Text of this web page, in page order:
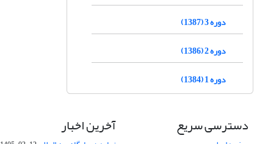
دوره 3 (1387)
دوره 2 (1386)
دوره 1 (1384)
دسترسی سریع آخرین اخبار